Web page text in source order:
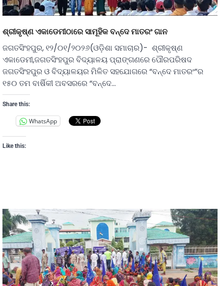
ଶ୍ରୀକୃଷ୍ଣ ଏକାଡେମୀଠାରେ ସାମୂହିକ ବନ୍ଦେ ମାତରଂ ଗାନ
ଜଗତସିଂହପୁର, ୧୨/୦୧/୨୦୨୬(ଓଡ଼ିଶା ସମାଚାର)- ଶ୍ରୀକୃଷ୍ଣ
ଏକାଡେମୀ,ଜଗତସିଂହପୁର ବିଦ୍ୟାଳୟ ପ୍ରାଙ୍ଗଣରେ ପୌରପରିଷଦ
ଜଗତସିଂହପୁର ଓ ବିଦ୍ୟାଳୟର ମିଳିତ ସହଯୋଗରେ “ବନ୍ଦେ ମାତରଂ”ର
୧୫୦ ତମ ବାର୍ଷିକୀ ଅବସରରେ “ବନ୍ଦେ…
Share this:
WhatsApp
Like this: